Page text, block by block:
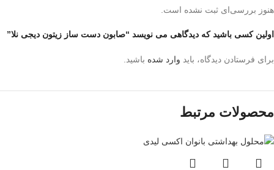
هنوز بررسی‌ای ثبت نشده است.
اولین کسی باشید که دیدگاهی می نویسد “صابون دست ساز زيتون دیجی نلا”
برای فرستادن دیدگاه، باید وارد شده باشید.
محصولات مرتبط